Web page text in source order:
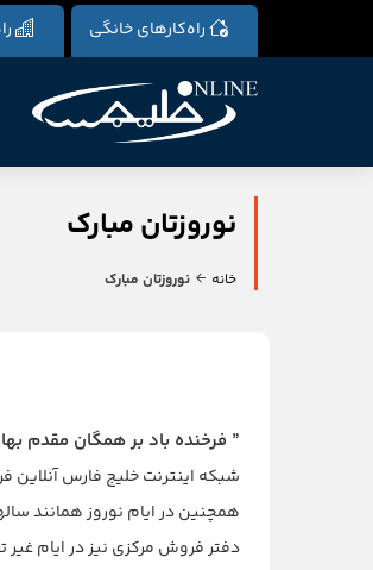
راه‌کارهای خانگی
نوروزتان مبارک
خانه نوروزتان مبارک
” فرخنده باد بر همگان مقدم
شبکه اینترنت خلیج فارس آنلاین فرارسیدن نوروز ۱۳۹۹ را تبریک میگوید و در سال جدید برای تمامی هموطنان
همچنین در ایام نوروز همانند سالهای
دفتر فروش مرکزی نیز در ایام غیر تعطیل نوروز از ساعت ۸:۳۰ صبح تا